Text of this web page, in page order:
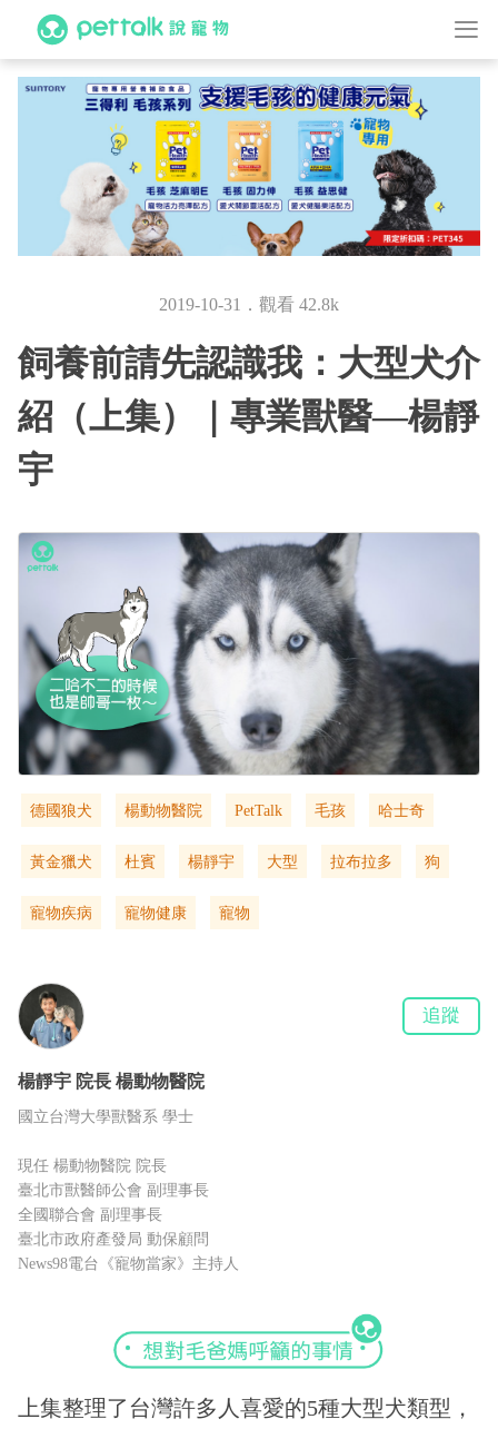
2019-10-31．觀看 42.8k
飼養前請先認識我：大型犬介
紹（上集）｜專業獸醫—楊靜
宇
德國狼犬 楊動物醫院 PetTalk 毛孩 哈士奇
黃金獵犬 杜賓 楊靜宇 大型 拉布拉多 狗
寵物疾病 寵物健康 寵物
楊靜宇 院長 楊動物醫院
國立台灣大學獸醫系 學士
現任 楊動物醫院 院長
臺北市獸醫師公會 副理事長
全國聯合會 副理事長
臺北市政府產發局 動保顧問
News98電台《寵物當家》主持人
追蹤
上集整理了台灣許多人喜愛的5種大型犬類型，